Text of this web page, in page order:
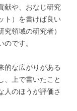
献や、おなじ研究
ト）を書けば良い
領域の研究者）
です。
的な広がりがある
、上で書いたこと
人のほうが評価さ